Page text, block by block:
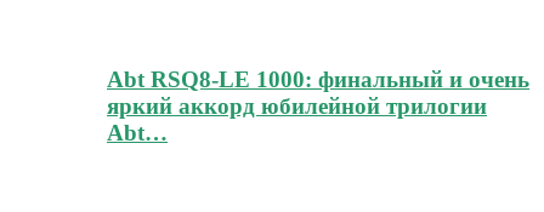
Abt RSQ8-LE 1000: финальный и очень
яркий аккорд юбилейной трилогии
Abt…